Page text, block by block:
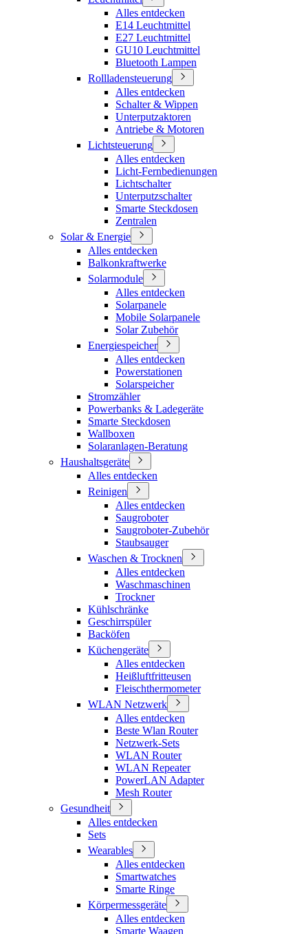
Alles entdecken
E14 Leuchtmittel
E27 Leuchtmittel
GU10 Leuchtmittel
Bluetooth Lampen
Rollladensteuerung
Alles entdecken
Schalter & Wippen
Unterputzaktoren
Antriebe & Motoren
Lichtsteuerung
Alles entdecken
Licht-Fernbedienungen
Lichtschalter
Unterputzschalter
Smarte Steckdosen
Zentralen
Solar & Energie
Alles entdecken
Balkonkraftwerke
Solarmodule
Alles entdecken
Solarpanele
Mobile Solarpanele
Solar Zubehör
Energiespeicher
Alles entdecken
Powerstationen
Solarspeicher
Stromzähler
Powerbanks & Ladegeräte
Smarte Steckdosen
Wallboxen
Solaranlagen-Beratung
Haushaltsgeräte
Alles entdecken
Reinigen
Alles entdecken
Saugroboter
Saugroboter-Zubehör
Staubsauger
Waschen & Trocknen
Alles entdecken
Waschmaschinen
Trockner
Kühlschränke
Geschirrspüler
Backöfen
Küchengeräte
Alles entdecken
Heißluftfritteusen
Fleischthermometer
WLAN Netzwerk
Alles entdecken
Beste Wlan Router
Netzwerk-Sets
WLAN Router
WLAN Repeater
PowerLAN Adapter
Mesh Router
Gesundheit
Alles entdecken
Sets
Wearables
Alles entdecken
Smartwatches
Smarte Ringe
Körpermessgeräte
Alles entdecken
Smarte Waagen